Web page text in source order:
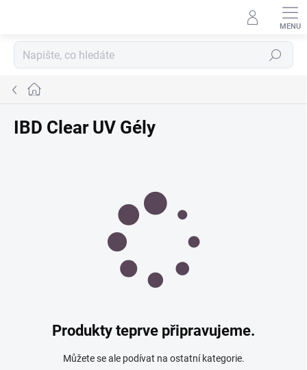
Hledat
Domů
IBD Clear UV Gély
Produkty teprve připravujeme.
Můžete se ale podívat na ostatní kategorie.